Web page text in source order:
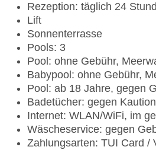
Rezeption: täglich 24
Lift
Sonnenterrasse
Pools: 3
Pool: ohne Gebühr,
Babypool: ohne Gebühr,
Pool: ab 18 Jahre, gegen
Badetücher: gegen Kaution
Internet: WLAN/WiFi, im
Wäscheservice: gegen
Zahlungsarten: TUI Card /